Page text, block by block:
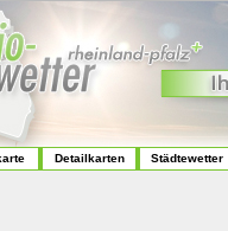
Detailkarten Städtewetter